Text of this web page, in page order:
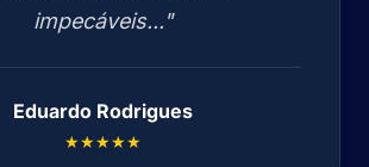
impecáveis..."
Eduardo Rodrigues
★★★★★